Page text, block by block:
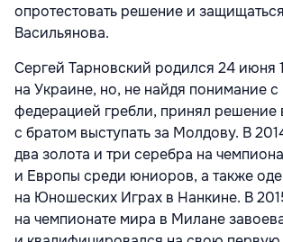
опротестовать решение и
Васильянова.
Сергей Тарновский родился 24 июня
на Украине, но, не найдя понимание с
федерацией гребли, принял решение
с братом выступать за Молдову. В
два золота и три серебра на
и Европы среди юниоров, а также
на Юношеских Играх в Нанкине. В
на чемпионате мира в Милане